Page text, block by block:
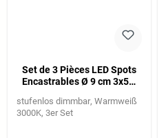
Set de 3 Pièces LED Spots
Encastrables Ø 9 cm 3x5W
stufenlos dimmbar Warmweiß
3000K 3er Set